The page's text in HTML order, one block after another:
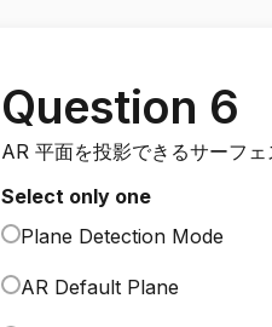
Question 6
AR 平面を投影できるサーフ
Select only one
Plane Detection Mode
AR Default Plane